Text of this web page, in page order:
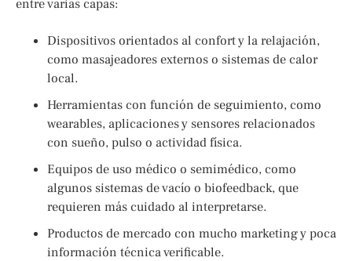
entre varias capas:
Dispositivos orientados al confort y la relajación,
como masajeadores externos o sistemas de calor
local.
Herramientas con función de seguimiento, como
wearables, aplicaciones y sensores relacionados
con sueño, pulso o actividad física.
Equipos de uso médico o semimédico, como
algunos sistemas de vacío o biofeedback, que
requieren más cuidado al interpretarse.
Productos de mercado con mucho marketing y poca
información técnica verificable.